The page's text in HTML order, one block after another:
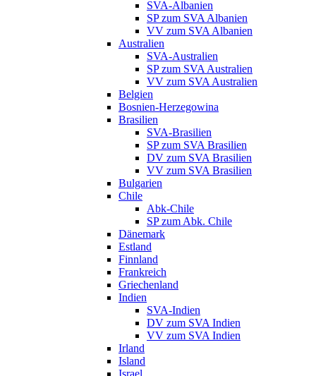
SVA-Albanien
SP zum SVA Albanien
VV zum SVA Albanien
Australien
SVA-Australien
SP zum SVA Australien
VV zum SVA Australien
Belgien
Bosnien-Herzegowina
Brasilien
SVA-Brasilien
SP zum SVA Brasilien
DV zum SVA Brasilien
VV zum SVA Brasilien
Bulgarien
Chile
Abk-Chile
SP zum Abk. Chile
Dänemark
Estland
Finnland
Frankreich
Griechenland
Indien
SVA-Indien
DV zum SVA Indien
VV zum SVA Indien
Irland
Island
Israel